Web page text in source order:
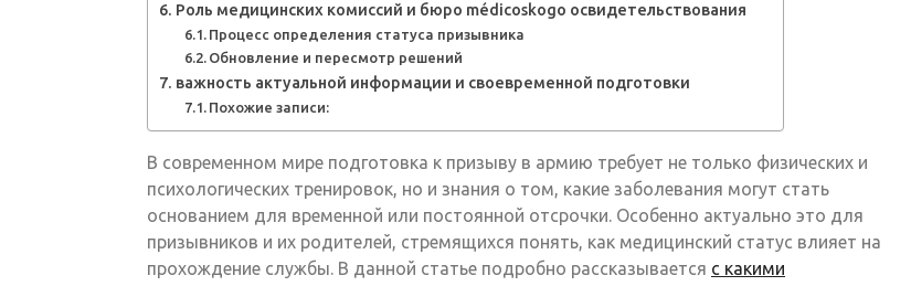
Роль медицинских комиссий и бюро médicoskogo освидетельствования
Процесс определения статуса призывника
Обновление и пересмотр решений
важность актуальной информации и своевременной подготовки
Похожие записи:
В современном мире подготовка к призыву в армию требует не только физических и
психологических тренировок, но и знания о том, какие заболевания могут стать
основанием для временной или постоянной отсрочки. Особенно актуально это для
призывников и их родителей, стремящихся понять, как медицинский статус влияет на
прохождение службы. В данной статье подробно рассказывается с какими